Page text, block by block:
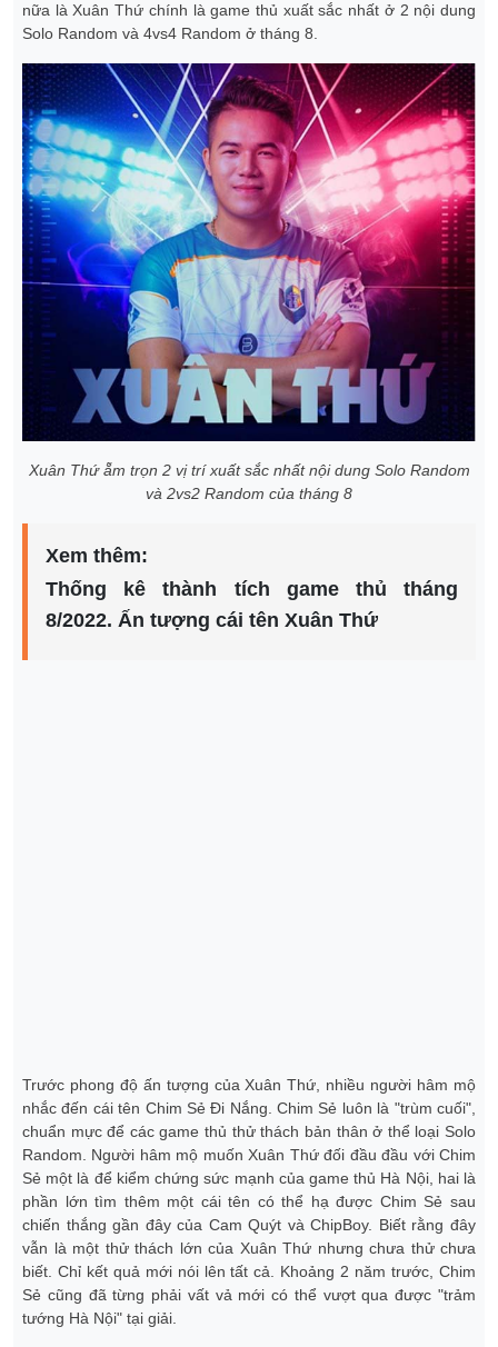
nữa là Xuân Thứ chính là game thủ xuất sắc nhất ở 2 nội dung
Solo Random và 4vs4 Random ở tháng 8.
Xuân Thứ ẵm trọn 2 vị trí xuất sắc nhất nội dung Solo Random
và 2vs2 Random của tháng 8
Xem thêm:
Thống kê thành tích game thủ tháng
8/2022. Ấn tượng cái tên Xuân Thứ
Trước phong độ ấn tượng của Xuân Thứ, nhiều người hâm mộ
nhắc đến cái tên Chim Sẻ Đi Nắng. Chim Sẻ luôn là "trùm cuối",
chuẩn mực để các game thủ thử thách bản thân ở thể loại Solo
Random. Người hâm mộ muốn Xuân Thứ đối đầu đầu với Chim
Sẻ một là để kiểm chứng sức mạnh của game thủ Hà Nội, hai là
phần lớn tìm thêm một cái tên có thể hạ được Chim Sẻ sau
chiến thắng gần đây của Cam Quýt và ChipBoy. Biết rằng đây
vẫn là một thử thách lớn của Xuân Thứ nhưng chưa thử chưa
biết. Chỉ kết quả mới nói lên tất cả. Khoảng 2 năm trước, Chim
Sẻ cũng đã từng phải vất vả mới có thể vượt qua được "trảm
tướng Hà Nội" tại giải.